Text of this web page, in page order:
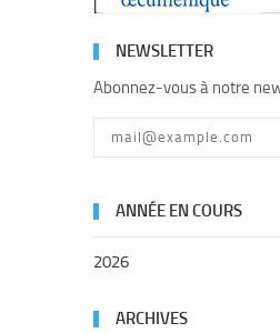
NEWSLETTER
Abonnez-vous à notre
ANNÉE EN COURS
2026
ARCHIVES